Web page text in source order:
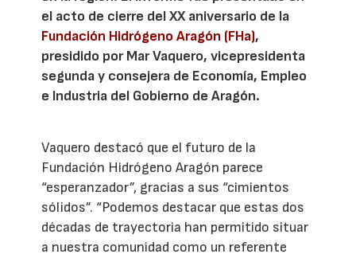
el acto de cierre del XX aniversario de la
Fundación Hidrógeno Aragón (FHa),
presidido por Mar Vaquero, vicepresidenta
segunda y consejera de Economía, Empleo
e Industria del Gobierno de Aragón.
Vaquero destacó que el futuro de la
Fundación Hidrógeno Aragón parece
“esperanzador”, gracias a sus “cimientos
sólidos”. “Podemos destacar que estas dos
décadas de trayectoria han permitido situar
a nuestra comunidad como un referente